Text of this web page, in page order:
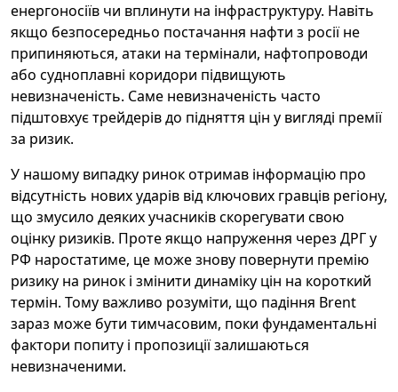
енергоносіїв чи вплинути на інфраструктуру. Навіть
якщо безпосередньо постачання нафти з росії не
припиняються, атаки на термінали, нафтопроводи
або судноплавні коридори підвищують
невизначеність. Саме невизначеність часто
підштовхує трейдерів до підняття цін у вигляді премії
за ризик.
У нашому випадку ринок отримав інформацію про
відсутність нових ударів від ключових гравців регіону,
що змусило деяких учасників скорегувати свою
оцінку ризиків. Проте якщо напруження через ДРГ у
РФ наростатиме, це може знову повернути премію
ризику на ринок і змінити динаміку цін на короткий
термін. Тому важливо розуміти, що падіння Brent
зараз може бути тимчасовим, поки фундаментальні
фактори попиту і пропозиції залишаються
невизначеними.